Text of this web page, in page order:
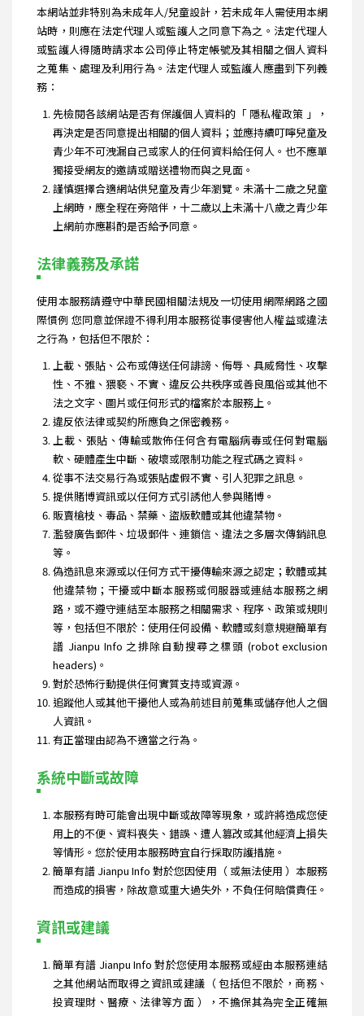
本網站並非特別為未成年人/兒童設計，若未成年人需使用本網
站時，則應在法定代理人或監護人之同意下為之。法定代理人
或監護人得隨時請求本公司停止特定帳號及其相關之個人資料
之蒐集、處理及利用行為。法定代理人或監護人應盡到下列義
務：
先檢閱各該網站是否有保護個人資料的「 隱私權政策 」，
再決定是否同意提出相關的個人資料；並應持續叮嚀兒童及
青少年不可洩漏自己或家人的任何資料給任何人。也不應單
獨接受網友的邀請或贈送禮物而與之見面。
謹慎選擇合適網站供兒童及青少年瀏覽。未滿十二歲之兒童
上網時，應全程在旁陪伴，十二歲以上未滿十八歲之青少年
上網前亦應斟酌是否給予同意。
法律義務及承諾
使用本服務請遵守中華民國相關法規及一切使用網際網路之國
際慣例 您同意並保證不得利用本服務從事侵害他人權益或違法
之行為，包括但不限於：
上載、張貼、公布或傳送任何誹謗、侮辱、具威脅性、攻擊
性、不雅、猥褻、不實、違反公共秩序或善良風俗或其他不
法之文字、圖片或任何形式的檔案於本服務上。
違反依法律或契約所應負之保密義務。
上載、張貼、傳輸或散佈任何含有電腦病毒或任何對電腦
軟、硬體產生中斷、破壞或限制功能之程式碼之資料。
從事不法交易行為或張貼虛假不實、引人犯罪之訊息。
提供賭博資訊或以任何方式引誘他人參與賭博。
販賣槍枝、毒品、禁藥、盜版軟體或其他違禁物。
濫發廣告郵件、垃圾郵件、連鎖信、違法之多層次傳銷訊息
等。
偽造訊息來源或以任何方式干擾傳輸來源之認定；軟體或其
他違禁物；干擾或中斷本服務或伺服器或連結本服務之網
路，或不遵守連結至本服務之相關需求、程序、政策或規則
等，包括但不限於：使用任何設備、軟體或刻意規避簡單有
譜 Jianpu Info 之排除自動搜尋之標頭 (robot exclusion
headers)。
對於恐怖行動提供任何實質支持或資源。
追蹤他人或其他干擾他人或為前述目前蒐集或儲存他人之個
人資訊。
有正當理由認為不適當之行為。
系統中斷或故障
本服務有時可能會出現中斷或故障等現象，或許將造成您使
用上的不便、資料喪失、錯誤、遭人篡改或其他經濟上損失
等情形。您於使用本服務時宜自行採取防護措施。
簡單有譜 Jianpu Info 對於您因使用（ 或無法使用 ）本服務
而造成的損害，除故意或重大過失外，不負任何賠償責任。
資訊或建議
簡單有譜 Jianpu Info 對於您使用本服務或經由本服務連結
之其他網站而取得之資訊或建議（ 包括但不限於，商務、
投資理財、醫療、法律等方面 ），不擔保其為完全正確無